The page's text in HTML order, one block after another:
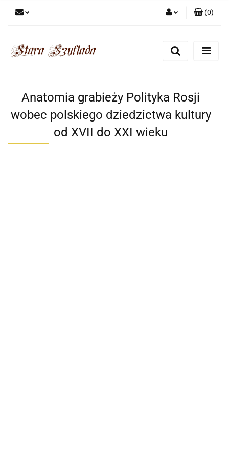
Zarejestruj się
(0)
Anatomia grabieży Polityka Rosji
wobec polskiego dziedzictwa kultury
od XVII do XXI wieku